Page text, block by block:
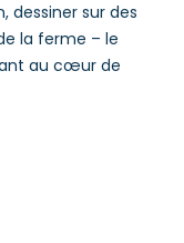
dessiner sur des
la ferme – le
au cœur de